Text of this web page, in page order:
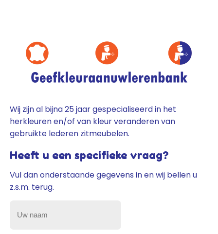
Wij zijn al bijna 25 jaar gespecialiseerd in het
herkleuren en/of van kleur veranderen van
gebruikte lederen zitmeubelen.
Heeft u een specifieke vraag?
Vul dan onderstaande gegevens in en wij bellen u
z.s.m. terug.
Uw